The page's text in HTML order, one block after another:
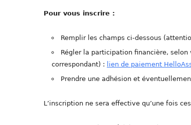
Pour vous inscrire :
Remplir les champs ci-dessous
Régler la participation financière,
correspondant) :
lien de paiement
Prendre une adhésion et
L’inscription ne sera effective qu’une fois